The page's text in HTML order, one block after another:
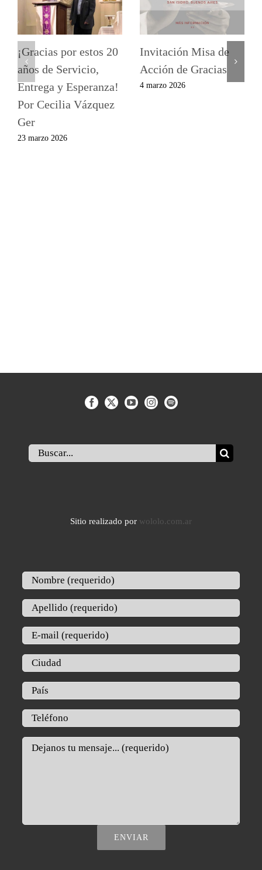
¡Gracias por estos 20
años de Servicio,
Entrega y Esperanza!
Por Cecilia Vázquez
Ger
23 marzo 2026
Invitación Misa de
Acción de Gracias
4 marzo 2026
Buscar:
Sitio realizado por wololo.com.ar